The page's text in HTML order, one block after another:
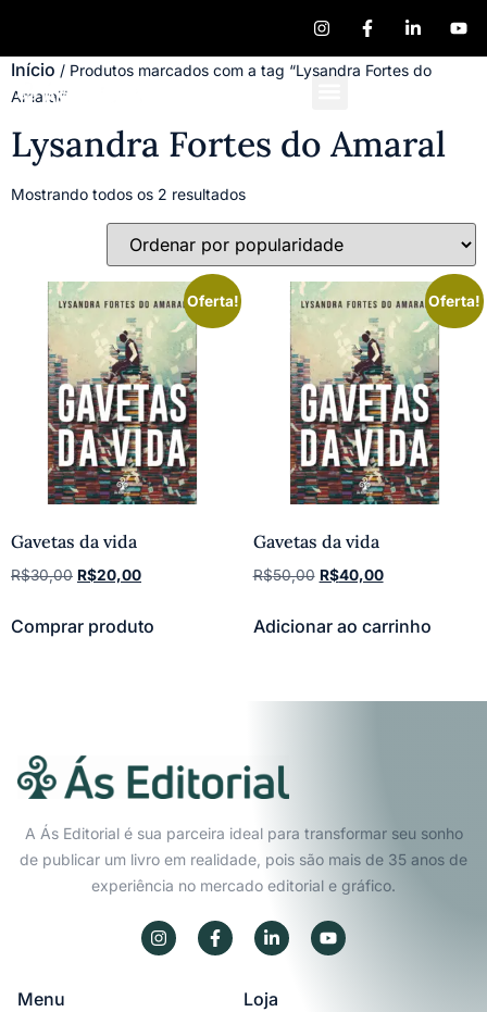
Início / Produtos marcados com a tag “Lysandra Fortes do
Amaral”
Lysandra Fortes do Amaral
Mostrando todos os 2 resultados
Oferta!
Gavetas da vida
R$30,00 R$20,00
Comprar produto
Oferta!
Gavetas da vida
R$50,00 R$40,00
Adicionar ao carrinho
A Ás Editorial é sua parceira ideal para transformar seu sonho
de publicar um livro em realidade, pois são mais de 35 anos de
experiência no mercado editorial e gráfico.
Menu Loja